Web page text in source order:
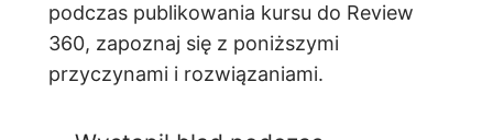
podczas publikowania kursu do Review
360, zapoznaj się z poniższymi
przyczynami i rozwiązaniami.